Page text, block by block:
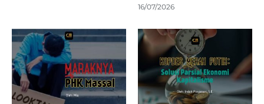
16/07/2026